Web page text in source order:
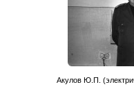
Акулов Ю.П.